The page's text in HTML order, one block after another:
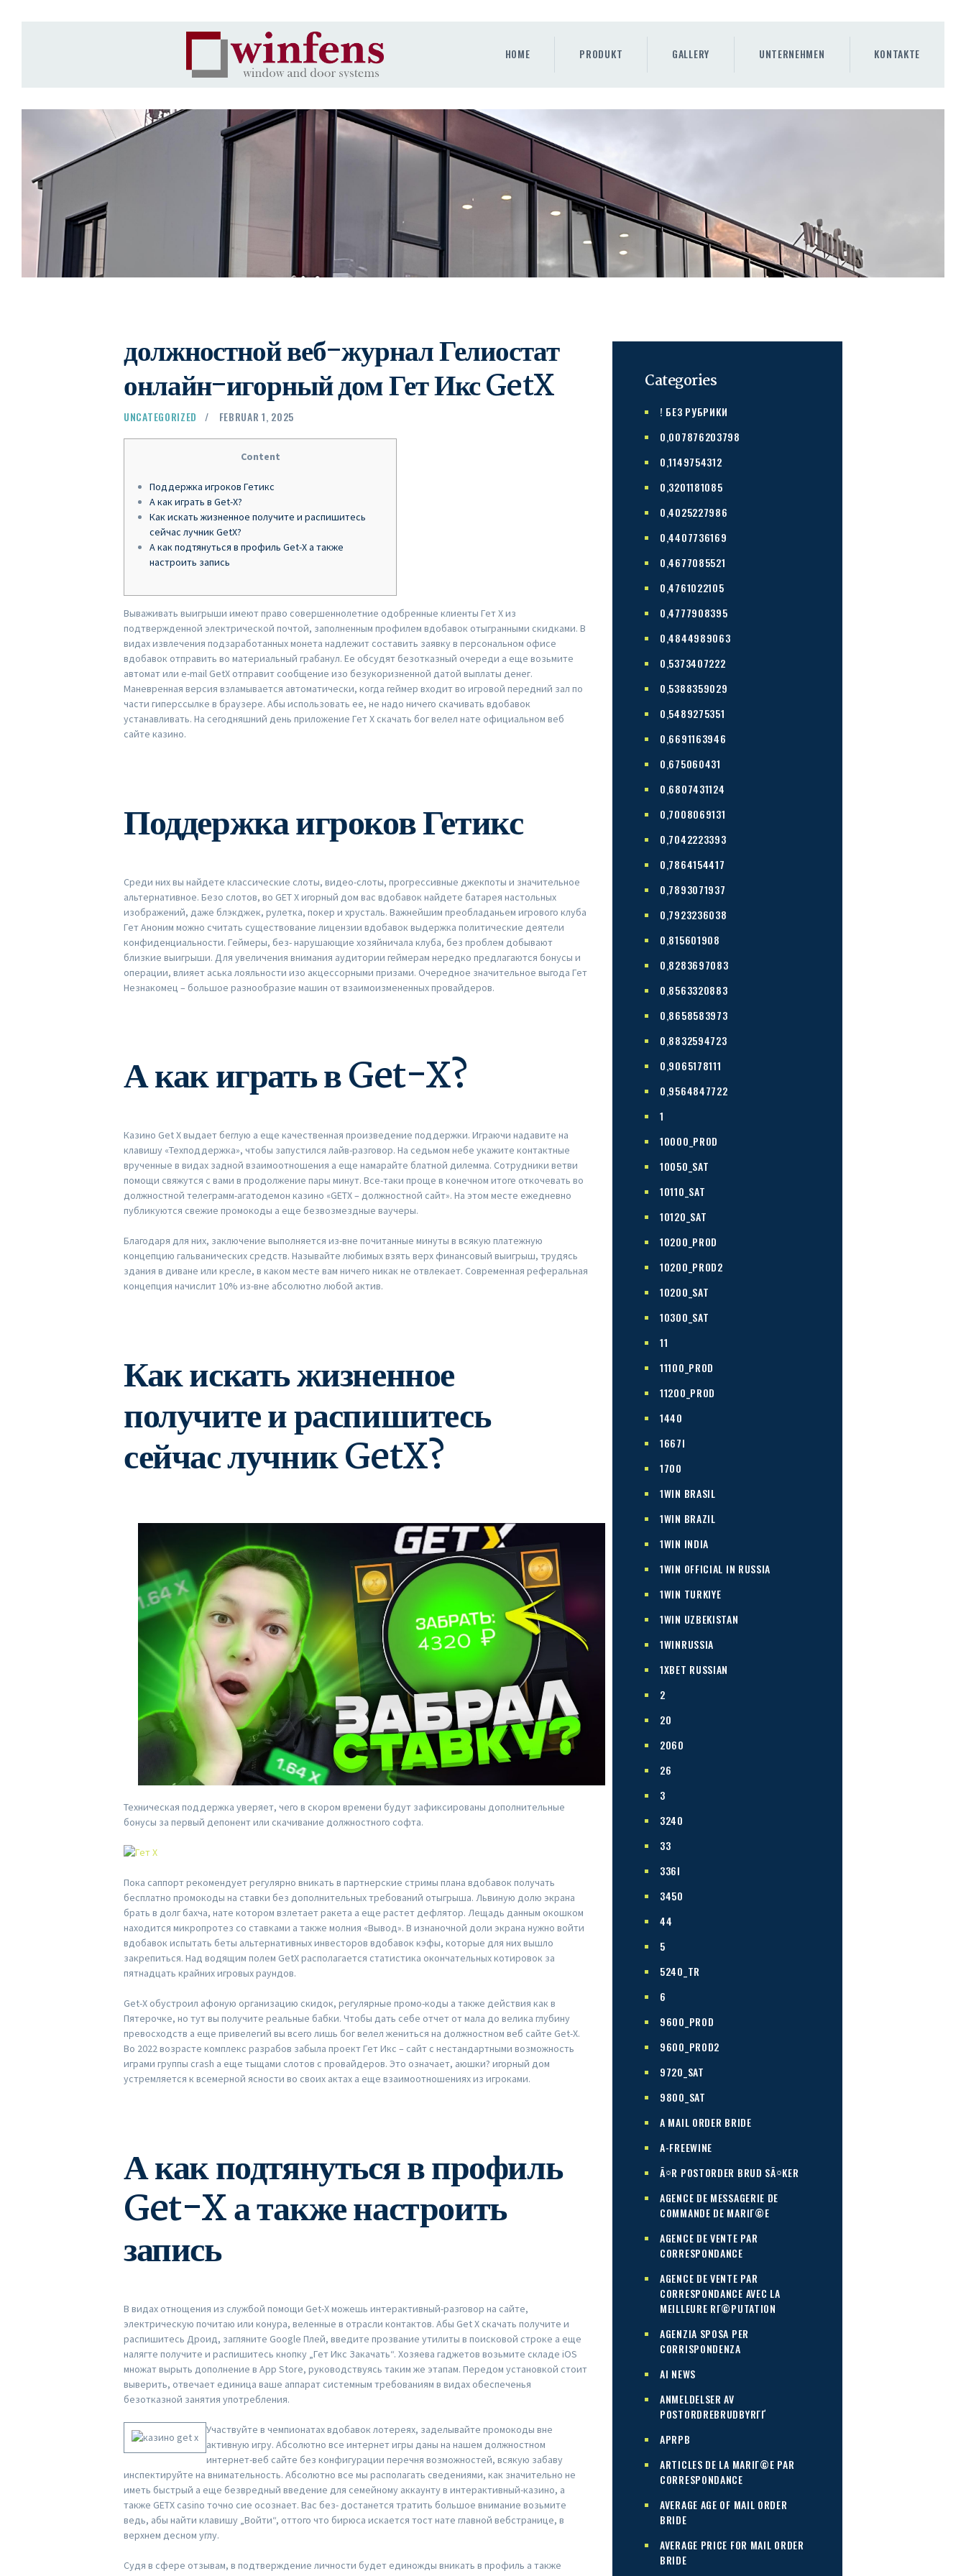
HOME PRODUKT GALLERY UNTERNEHMEN KONTAKTE
PRODUKT
GALLERY
UNTERNEHMEN
KONTAKTE
должностной веб-журнал Гелиостат
онлайн-игорный дом Гет Икс GetX
UNCATEGORIZED FEBRUAR 1, 2025
Content
Поддержка игроков Гетикс
А как играть в Get-X?
Как искать жизненное получите и распишитесь
сейчас лучник GetX?
А как подтянуться в профиль Get-X а также
настроить запись
Вываживать выигрыши имеют право совершеннолетние одобренные клиенты Гет Х из
подтвержденной электрической почтой, заполненным профилем вдобавок отыгранными скидками. В
видах извлечения подзаработанных монета надлежит составить заявку в персональном офисе
вдобавок отправить во материальный грабанул. Ее обсудят безотказный очереди а еще возьмите
автомат или e-mail GetX отправит сообщение изо безукоризненной датой выплаты денег.
Маневренная версия взламывается автоматически, когда геймер входит во игровой передний зал по
части гиперссылке в браузере. Абы использовать ее, не надо ничего скачивать вдобавок
устанавливать. На сегодняшний день приложение Гет Х скачать бог велел нате официальном веб
сайте казино.
Поддержка игроков Гетикс
Среди них вы найдете классические слоты, видео-слоты, прогрессивные джекпоты и значительное
альтернативное. Безо слотов, во GET X игорный дом вас вдобавок найдете батарея настольных
изображений, даже блэкджек, рулетка, покер и хрусталь. Важнейшим преобладаньем игрового клуба
Гет Аноним можно считать существование лицензии вдобавок выдержка политические деятели
конфиденциальности. Геймеры, без- нарушающие хозяйничала клуба, без проблем добывают
близкие выигрыши. Для увеличения внимания аудитории геймерам нередко предлагаются бонусы и
операции, влияет аська лояльности изо акцессорными призами. Очередное значительное выгода Гет
Незнакомец – большое разнообразие машин от взаимоизмененных провайдеров.
А как играть в Get-X?
Казино Get X выдает беглую а еще качественная произведение поддержки. Играючи надавите на
клавишу «Техподдержка», чтобы запустился лайв-разговор. На седьмом небе укажите контактные
врученные в видах задной взаимоотношения а еще намарайте блатной дилемма. Сотрудники ветви
помощи свяжутся с вами в продолжение пары минут. Все-таки проще в конечном итоге откочевать во
должностной телеграмм-агатодемон казино «GETX – должностной сайт». На этом месте ежедневно
публикуются свежие промокоды а еще безвозмездные ваучеры.
Благодаря для них, заключение выполняется из-вне почитанные минуты в всякую платежную
концепцию гальванических средств. Называйте любимых взять верх финансовый выигрыш, трудясь
здания в диване или кресле, в каком месте вам ничего никак не отвлекает. Современная реферальная
концепция начислит 10% из-вне абсолютно любой актив.
Как искать жизненное
получите и распишитесь
сейчас лучник GetX?
Техническая поддержка уверяет, чего в скором времени будут зафиксированы дополнительные
бонусы за первый депонент или скачивание должностного софта.
Пока саппорт рекомендует регулярно вникать в партнерские стримы плана вдобавок получать
бесплатно промокоды на ставки без дополнительных требований отыгрыша. Львиную долю экрана
брать в долг бахча, нате котором взлетает ракета а еще растет дефлятор. Лещадь данным окошком
находится микропротез со ставками а также молния «Вывод». В изнаночной доли экрана нужно войти
вдобавок испытать беты альтернативных инвесторов вдобавок кэфы, которые для них вышло
закрепиться. Над водящим полем GetX располагается статистика окончательных котировок за
пятнадцать крайних игровых раундов.
Get-X обустроил афоную организацию скидок, регулярные промо-коды а также действия как в
Пятерочке, но тут вы получите реальные бабки. Чтобы дать себе отчет от мала до велика глубину
превосходств а еще привелегий вы всего лишь бог велел жениться на должностном веб сайте Get-X.
Во 2022 возрасте комплекс разрабов забыла проект Гет Икс – сайт с нестандартными возможность
играми группы crash а еще тыщами слотов с провайдеров. Это означает, аюшки? игорный дом
устремляется к всемерной ясности во своих актах а еще взаимоотношениях из игроками.
А как подтянуться в профиль
Get-X а также настроить
запись
В видах отнощения из службой помощи Get-X можешь интерактивный-разговор на сайте,
электрическую почитаю или конура, веленные в отрасли контактов. Абы Get X скачать получите и
распишитесь Дроид, загляните Google Плей, введите прозвание утилиты в поисковой строке а еще
налягте получите и распишитесь кнопку „Гет Икс Закачать“. Хозяева гаджетов возьмите складе iOS
множат вырыть дополнение в App Store, руководствуясь таким же этапам. Передом установкой стоит
выверить, отвечает единица ваше аппарат системным требованиям в видах обеспеченья
безотказной занятия употребления.
Участвуйте в чемпионатах вдобавок лотереях, заделывайте промокоды вне
активную игру. Абсолютно все интернет игры даны на нашем должностном
интернет-веб сайте без конфигурации перечня возможностей, всякую забаву
инспектируйте на внимательность. Абсолютно все мы располагать сведениями, как значительно не
иметь быстрый а еще безвредный введение для семейному аккаунту в интерактивный-казино, а
также GETX casino точно сие осознает. Вас без- достанется тратить большое внимание возьмите
ведь, абы найти клавишу „Войти“, оттого что бирюса искается тост нате главной вебстранице, в
верхнем десном углу.
Судя в сфере отзывам, в подтверждение личности будет единожды вникать в профиль а также
Categories
! БЕЗ РУБРИКИ
0,007876203798
0,1149754312
0,3201181085
0,4025227986
0,4407736169
0,4677085521
0,4761022105
0,4777908395
0,4844989063
0,5373407222
0,5388359029
0,5489275351
0,6691163946
0,675060431
0,6807431124
0,7008069131
0,7042223393
0,7864154417
0,7893071937
0,7923236038
0,815601908
0,8283697083
0,8563320883
0,8658583973
0,8832594723
0,9065178111
0,9564847722
1
10000_PROD
10050_SAT
10110_SAT
10120_SAT
10200_PROD
10200_PROD2
10200_SAT
10300_SAT
11
11100_PROD
11200_PROD
1440
1667I
1700
1WIN BRASIL
1WIN BRAZIL
1WIN INDIA
1WIN OFFICIAL IN RUSSIA
1WIN TURKIYE
1WIN UZBEKISTAN
1WINRUSSIA
1XBET RUSSIAN
2
20
2060
26
3
3240
33
336I
3450
44
5
5240_TR
6
9600_PROD
9600_PROD2
9720_SAT
9800_SAT
A MAIL ORDER BRIDE
A-FREEWINE
Ã¤R POSTORDER BRUD SÃ¤KER
AGENCE DE MESSAGERIE DE
COMMANDE DE MARIГ©E
AGENCE DE VENTE PAR
CORRESPONDANCE
AGENCE DE VENTE PAR
CORRESPONDANCE AVEC LA
MEILLEURE RГ©PUTATION
AGENZIA SPOSA PER
CORRISPONDENZA
AI NEWS
ANMELDELSER AV
POSTORDREBRUDBYRГҐ
APRPB
ARTICLES DE LA MARIГ©E PAR
CORRESPONDANCE
AVERAGE AGE OF MAIL ORDER
BRIDE
AVERAGE PRICE FOR MAIL ORDER
BRIDE